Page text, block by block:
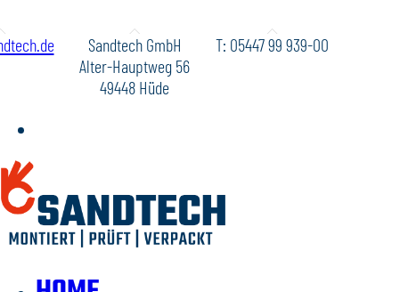
Sandtech GmbH
Alter-Hauptweg 56
49448 Hüde
T: 05447 99 939-00